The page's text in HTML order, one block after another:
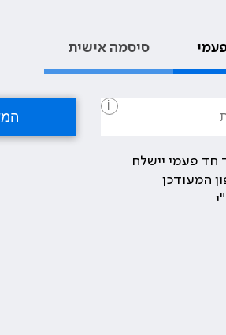
סיסמה אישית
i
חד פעמי יישלח
המעודכן